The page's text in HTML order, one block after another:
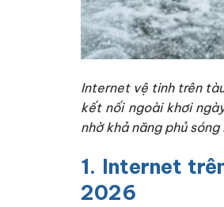
Internet vệ tinh trên
kết nối ngoài khơi
nhờ khả năng phủ
1. Internet
2026